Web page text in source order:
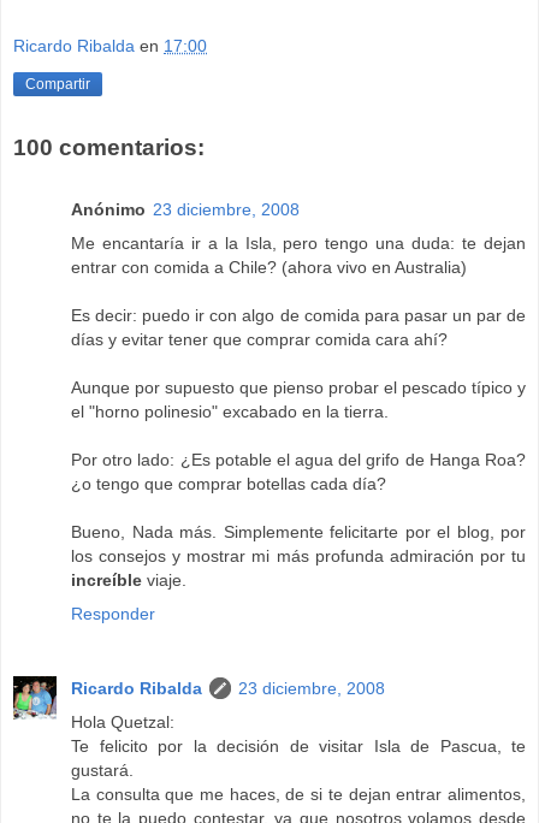
Ricardo Ribalda en 17:00
Compartir
100 comentarios:
Anónimo 23 diciembre, 2008
Me encantaría ir a la Isla, pero tengo una duda: te dejan
entrar con comida a Chile? (ahora vivo en Australia)
Es decir: puedo ir con algo de comida para pasar un par de
días y evitar tener que comprar comida cara ahí?
Aunque por supuesto que pienso probar el pescado típico y
el "horno polinesio" excabado en la tierra.
Por otro lado: ¿Es potable el agua del grifo de Hanga Roa?
¿o tengo que comprar botellas cada día?
Bueno, Nada más. Simplemente felicitarte por el blog, por
los consejos y mostrar mi más profunda admiración por tu
increíble viaje.
Responder
Ricardo Ribalda
23 diciembre, 2008
Hola Quetzal:
Te felicito por la decisión de visitar Isla de Pascua, te
gustará.
La consulta que me haces, de si te dejan entrar alimentos,
no te la puedo contestar, ya que nosotros volamos desde